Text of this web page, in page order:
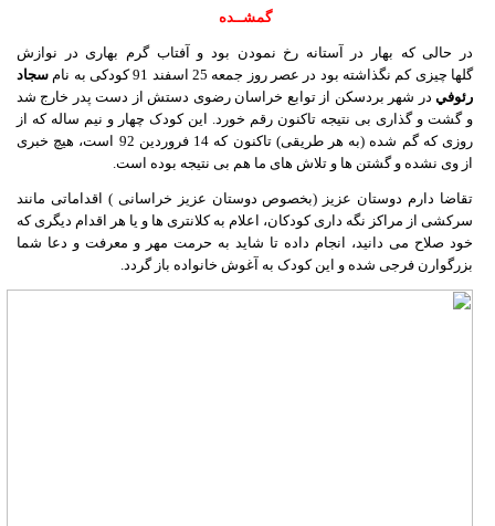
گمشــده
در حالی که بهار در آستانه رخ نمودن بود و آفتاب گرم بهاری در نوازش
گلها چیزی کم نگذاشته بود در عصر روز جمعه 25 اسفند 91 کودکی به نام
سجاد
رئوفيدر شهر بردسکن از توابع خراسان رضوی دستش از دست پدر خارج شد
و گشت و گذاری بی نتیجه تاکنون رقم خورد. این کودک چهار و نیم ساله که از
روزی که گم شده (به هر طریقی) تاکنون که 14 فروردین 92 است، هیچ خبری
از وی نشده و گشتن ها و تلاش های ما هم بی نتیجه بوده است.
تقاضا دارم دوستان عزیز (بخصوص دوستان عزیز خراسانی ) اقداماتی مانند
سرکشی از مراکز نگه داری کودکان، اعلام به کلانتری ها و یا هر اقدام دیگری که
خود صلاح می دانید، انجام داده تا شاید به حرمت مهر و معرفت و دعا شما
بزرگوارن فرجی شده و این کودک به آغوش خانواده باز گردد.